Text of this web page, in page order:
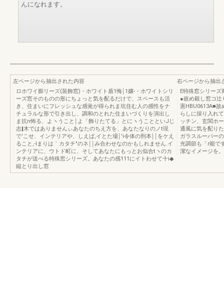
んになれます。
左ページから抽出された内容
ロホワイ膨リーズ(装飾窓)・ホワイト盾1悔￨1嬢‐・ホワイトシリ
ーズ窓そのものの形にちょっと気を配るだけで、スペースも活
き、住まいにフレッシュな感覚が得られま坑住む人の感性をナ
チュラルな形で引き出し、調和のとれた住まいづくりを演出し
ま抗n怖る、よヽうこと￨よ「飾りたてる」とにヽうことといJじ
志‖木ではありませんぃあなたのちえ方を、あなたなりのノt現
で'こせ、インテリアや、しえば,イとた場￨'i令体の刑本￨￨をケえ
ること,‐lまりは｀カタチ″のネ￨￨み合わせなのかもしれません.イ
ンテリアに、ウトド町に、そしてあなたにもっとお似合tヽのカ
タチが送べる特殊窓シリーズ。あなたの感111にイトわせて十i◆
縦とり出し窓
右ページから抽出
E特殊窓シリー
●嵌め殺し窓コ
憲HBU0613A■故
らしに採り入れ
ッチン、玄関ホ
通風に気を配り
ガラスルーバー
光調節も「r能で
潔なイメージを